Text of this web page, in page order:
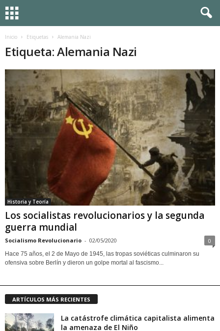
Inicio Etiquetas Alemania Nazi
Etiqueta: Alemania Nazi
Historia y Teoría
Los socialistas revolucionarios y la segunda
guerra mundial
Socialismo Revolucionario - 02/05/2020 0
Hace 75 años, el 2 de Mayo de 1945, las tropas soviéticas culminaron su
ofensiva sobre Berlín y dieron un golpe mortal al fascismo...
ARTÍCULOS MÁS RECIENTES
La catástrofe climática capitalista alimenta
la amenaza de El Niño